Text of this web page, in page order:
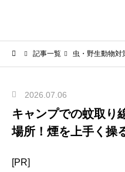
記事一覧 虫・野生動物対
2026.07.06
キャンプでの蚊取り
場所！煙を上手く操
[PR]